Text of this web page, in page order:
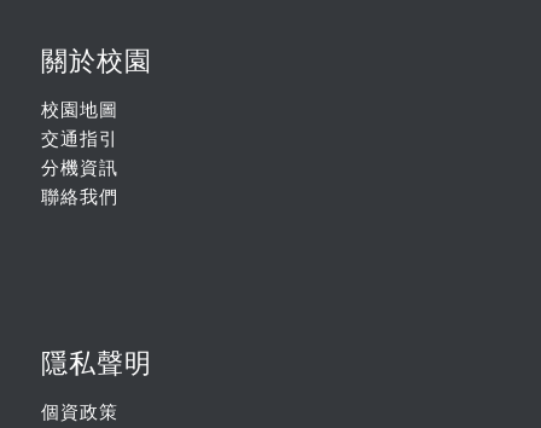
關於校園
校園地圖
交通指引
分機資訊
聯絡我們
隱私聲明
個資政策